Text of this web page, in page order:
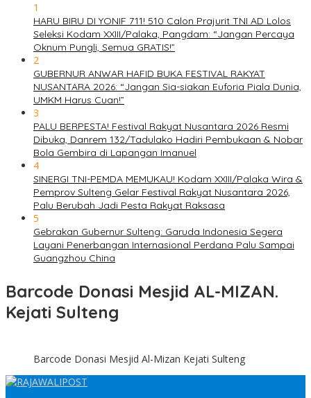
1
HARU BIRU DI YONIF 711! 510 Calon Prajurit TNI AD Lolos
Seleksi Kodam XXIII/Palaka, Pangdam: “Jangan Percaya
Oknum Pungli, Semua GRATIS!”
2
GUBERNUR ANWAR HAFID BUKA FESTIVAL RAKYAT
NUSANTARA 2026: “Jangan Sia-siakan Euforia Piala Dunia,
UMKM Harus Cuan!”
3
PALU BERPESTA! Festival Rakyat Nusantara 2026 Resmi
Dibuka, Danrem 132/Tadulako Hadiri Pembukaan & Nobar
Bola Gembira di Lapangan Imanuel
4
SINERGI TNI-PEMDA MEMUKAU! Kodam XXIII/Palaka Wira &
Pemprov Sulteng Gelar Festival Rakyat Nusantara 2026,
Palu Berubah Jadi Pesta Rakyat Raksasa
5
Gebrakan Gubernur Sulteng: Garuda Indonesia Segera
Layani Penerbangan Internasional Perdana Palu Sampai
Guangzhou China
Barcode Donasi Mesjid AL-MIZAN.
Kejati Sulteng
Barcode Donasi Mesjid Al-Mizan Kejati Sulteng